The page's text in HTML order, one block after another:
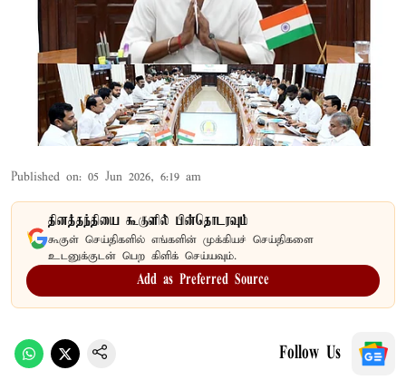
Published on: 05 Jun 2026, 6:19 am
தினத்தந்தியை கூகுளில் பின்தொடரவும்
கூகுள் செய்திகளில் எங்களின் முக்கியச் செய்திகளை
உடனுக்குடன் பெற கிளிக் செய்யவும்.
Add as Preferred Source
Follow Us